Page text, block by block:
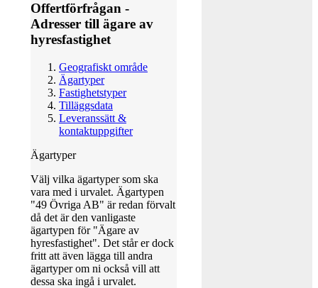
Offertförfrågan -
Adresser till ägare av
hyresfastighet
Geografiskt område
Ägartyper
Fastighetstyper
Tilläggsdata
Leveranssätt &
kontaktuppgifter
Ägartyper
Välj vilka ägartyper som ska
vara med i urvalet. Ägartypen
"49 Övriga AB" är redan förvalt
då det är den vanligaste
ägartypen för "Ägare av
hyresfastighet". Det står er dock
fritt att även lägga till andra
ägartyper om ni också vill att
dessa ska ingå i urvalet.